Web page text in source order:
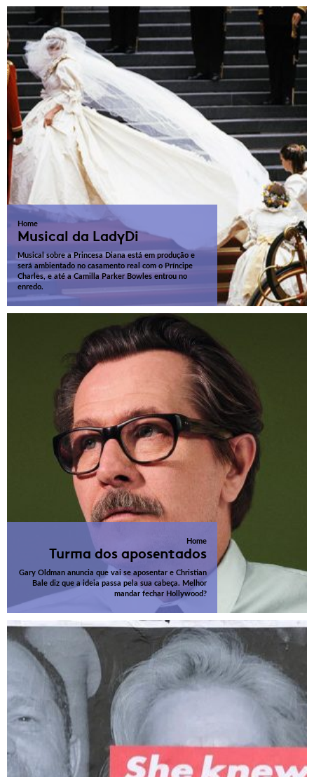
Home
Musical da LadyDi
Musical sobre a Princesa Diana está em produção e
será ambientado no casamento real com o Príncipe
Charles, e até a Camilla Parker Bowles entrou no
enredo.
Home
Turma dos aposentados
Gary Oldman anuncia que vai se aposentar e Christian
Bale diz que a ideia passa pela sua cabeça. Melhor
mandar fechar Hollywood?